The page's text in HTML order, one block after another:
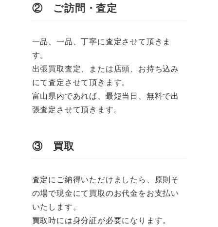
② ご訪問・査定
一品、一品、丁寧に査定させて頂きま
す。
出張買取査定、または店頭、お持ち込み
にて査定させて頂きます。
富山県内であれば、最短当日、無料で出
張査定させて頂きます。
③ 買取
査定にご納得いただけましたら、原則そ
の場で現金にて買取のお代金をお支払い
いたします。
買取時には身分証が必要になります。